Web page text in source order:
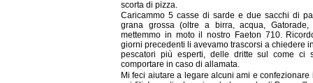
scorta di pizza.
Caricammo 5 casse di sarde e due sacchi di
grana grossa (oltre a birra, acqua, Gatorade,
mettemmo in moto il nostro Faeton 710.
giorni precedenti li avevamo trascorsi a chiedere
pescatori più esperti, delle dritte sul come ci
comportare in caso di allamata.
Mi feci aiutare a legare alcuni ami e confezionare